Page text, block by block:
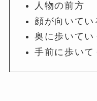
人物の前方
顔が向いてい
奥に歩いて
手前に歩い